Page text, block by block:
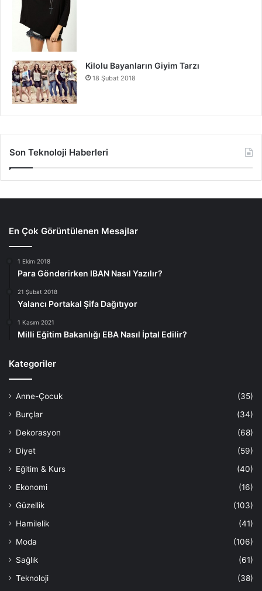
Kilolu Bayanların Giyim Tarzı
18 Şubat 2018
Son Teknoloji Haberleri
En Çok Görüntülenen Mesajlar
1 Ekim 2018
Para Gönderirken IBAN Nasıl Yazılır?
21 Şubat 2018
Yalancı Portakal Şifa Dağıtıyor
1 Kasım 2021
Milli Eğitim Bakanlığı EBA Nasıl İptal Edilir?
Kategoriler
Anne-Çocuk
(35)
Burçlar
(34)
Dekorasyon
(68)
Diyet
(59)
Eğitim & Kurs
(40)
Ekonomi
(16)
Güzellik
(103)
Hamilelik
(41)
Moda
(106)
Sağlık
(61)
Teknoloji
(38)